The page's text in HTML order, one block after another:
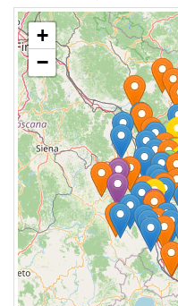
LUOGHI
A
DOG
OFFERTE
A
DOG
+
−